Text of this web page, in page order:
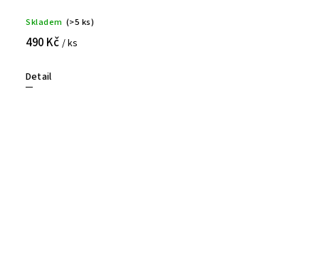
Skladem (>5 ks)
490 Kč / ks
Detail